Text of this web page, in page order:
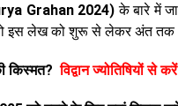
Grahan 2024)के बारे में
तो इस लेख को शुरू से लेकर अंत तक
किस्मत?विद्वान ज्योतिषियों से